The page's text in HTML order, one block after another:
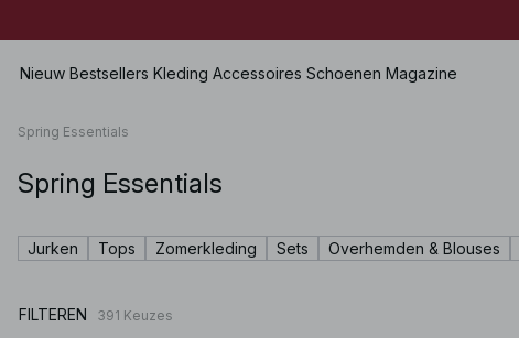
Nieuw Bestsellers Kleding Accessoires Schoenen Magazine
Alles bekijken
Tops
Overhemden & Blouses
Lingerie
Alles bekijken
Sieraden
Riemen
Alles bekijken
Hakken
Boots
Spring Essentials
Spring Essentials
Jurken Tops Zomerkleding Sets Overhemden & Blouses
FILTEREN 391 Keuzes